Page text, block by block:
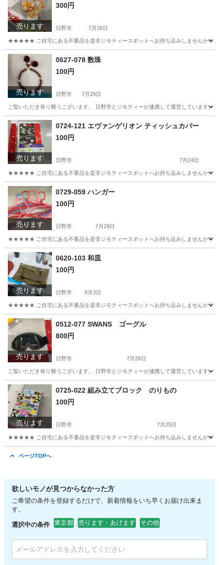
売ります
300円
日野市 7月26日
★★★★★ ご自宅にある不要品を是非ジモティースポットへお持ち込みしませんか？
東京 日野市 現地
売ります
0627-078 数珠
100円
日野市 7月29日
ご覧いただき有り難うございます。 日野市とジモティーが連携して運営していま
東京 日野市
売ります
0724-121 エヴァンゲリオン ティッシュカバー
100円
日野市 7月24日
★★★★★ ご自宅にある不要品を是非ジモティースポットへお持ち込みしませんか？
東京 日野市 エヴァンゲリオン
売ります
0729-059 ハンガー
100円
日野市 7月29日
★★★★★ ご自宅にある不要品を是非ジモティースポットへお持ち込みしませんか？
東京 日野市 現地
売ります
0620-103 和皿
100円
日野市 8月3日
★★★★★ ご自宅にある不要品を是非ジモティースポットへお持ち込みしませんか？
東京 日野市
売ります
0512-077 SWANS ゴーグル
800円
日野市 7月26日
ご覧いただき有り難うございます。 日野市とジモティーが連携して運営していま
東京 日野市
売ります
0725-022 組み立てブロック のりもの
100円
日野市 7月25日
★★★★★ ご自宅にある不要品を是非ジモティースポットへお持ち込みしませんか？
ページTOPへ
欲しいモノが見つからなかった方
ご希望の条件を登録するだけで、新着情報をいち早くお届け出来ま
す。
選択中の条件 東京都 売ります・あげます その他